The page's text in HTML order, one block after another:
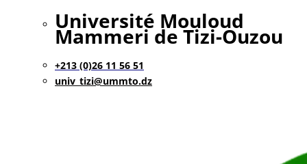
Université Mouloud
Mammeri de Tizi-Ouzou
+213 (0)26 11 56 51
univ_tizi@ummto.dz